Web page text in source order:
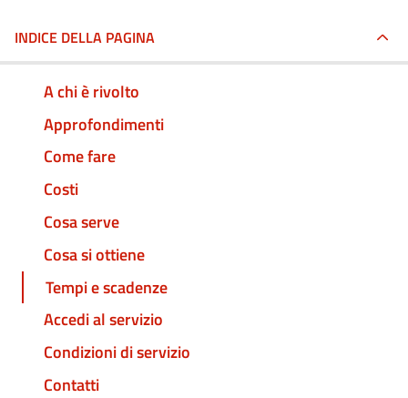
INDICE DELLA PAGINA
A chi è rivolto
Approfondimenti
Come fare
Costi
Cosa serve
Cosa si ottiene
Tempi e scadenze
Accedi al servizio
Condizioni di servizio
Contatti